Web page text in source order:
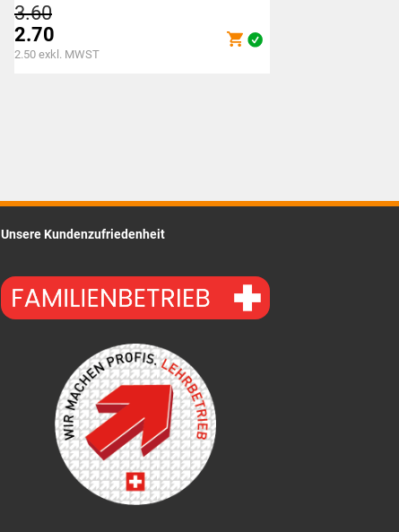
3.60Ursprünglicher
Preis
war:
2.70
Aktueller
2.50 exkl. MWST
Unsere Kundenzufriedenheit